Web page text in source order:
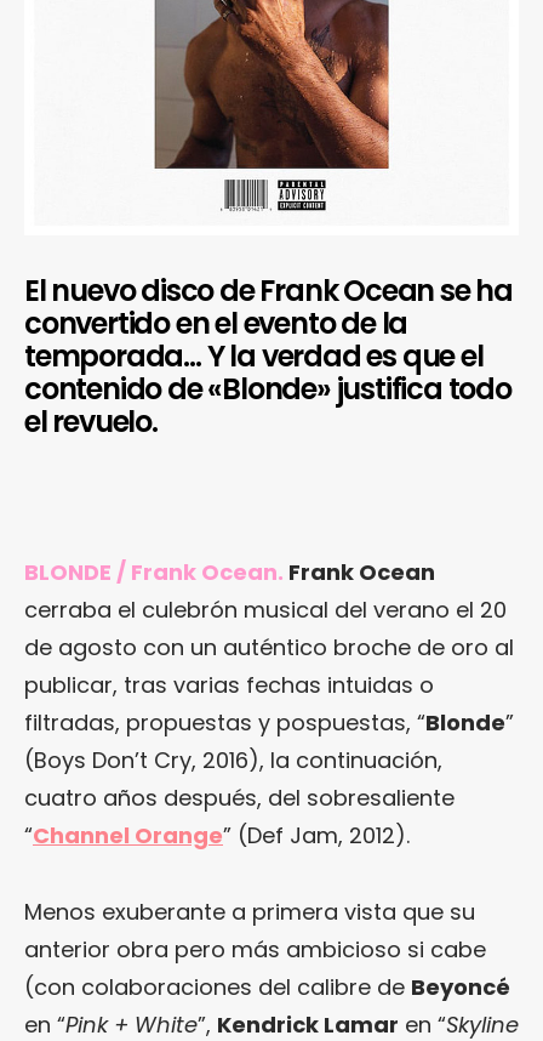
El nuevo disco de Frank Ocean se ha
convertido en el evento de la
temporada… Y la verdad es que el
contenido de «Blonde» justifica todo
el revuelo.
BLONDE / Frank Ocean. Frank Ocean
cerraba el culebrón musical del verano el 20
de agosto con un auténtico broche de oro al
publicar, tras varias fechas intuidas o
filtradas, propuestas y pospuestas, “Blonde”
(Boys Don’t Cry, 2016), la continuación,
cuatro años después, del sobresaliente
“Channel Orange” (Def Jam, 2012).
Menos exuberante a primera vista que su
anterior obra pero más ambicioso si cabe
(con colaboraciones del calibre de Beyoncé
en “Pink + White”, Kendrick Lamar en “Skyline